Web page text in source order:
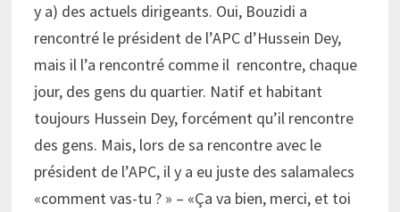
y a) des actuels dirigeants. Oui, Bouzidi a
rencontré le président de l’APC d’Hussein Dey,
mais il l’a rencontré comme il rencontre, chaque
jour, des gens du quartier. Natif et habitant
toujours Hussein Dey, forcément qu’il rencontre
des gens. Mais, lors de sa rencontre avec le
président de l’APC, il y a eu juste des salamalecs
«comment vas-tu ? » – «Ça va bien, merci, et toi